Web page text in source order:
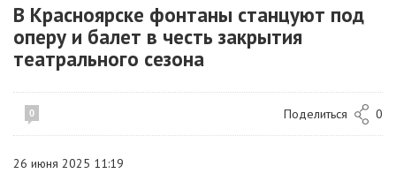
В Красноярске фонтаны станцуют под
оперу и балет в честь закрытия
театрального сезона
0 Поделиться 0
26 июня 2025 11:19